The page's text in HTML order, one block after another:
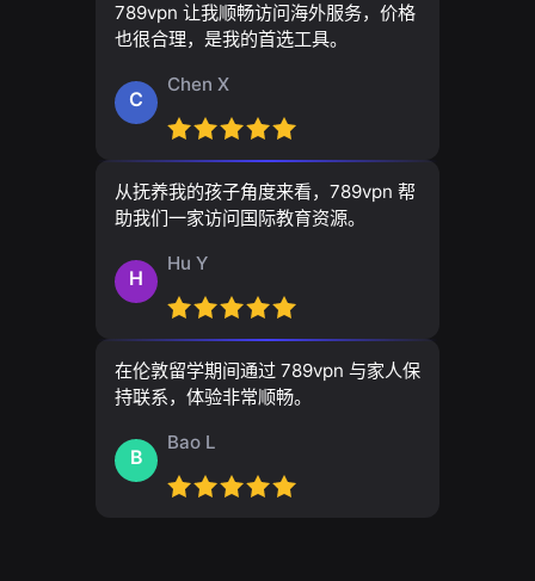
789vpn 让我顺畅访问海外服务，价格
也很合理，是我的首选工具。
C
Chen X
从抚养我的孩子角度来看，789vpn 帮
助我们一家访问国际教育资源。
H
Hu Y
在伦敦留学期间通过 789vpn 与家人保
持联系，体验非常顺畅。
B
Bao L